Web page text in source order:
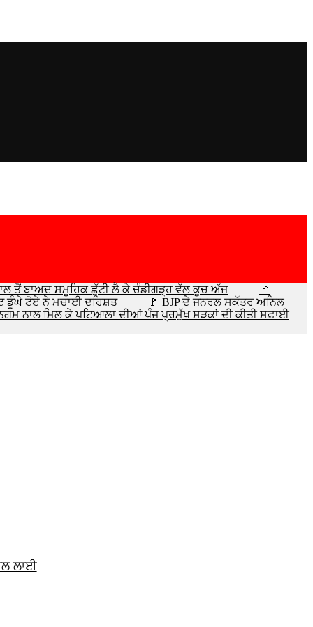
ਤੋਂ ਬਾਅਦ ਸਮੂਹਿਕ ਛੁੱਟੀ ਲੈ ਕੇ ਚੰਡੀਗੜ੍ਹ ਵੱਲ ਕੂਚ ਅੱਜ
🚩
ਡੂੰਘੇ ਟੋਏ ਨੇ ਮਚਾਈ ਦਹਿਸ਼ਤ
🚩 BJP ਦੇ ਜਨਰਲ ਸਕੱਤਰ ਅਨਿਲ
ਨਾਲ ਮਿਲ ਕੇ ਪਟਿਆਲਾ ਦੀਆਂ ਪੰਜ ਪ੍ਰਮੁੱਖ ਸੜਕਾਂ ਦੀ ਕੀਤੀ ਸਫ਼ਾਈ
ਲਾਈ